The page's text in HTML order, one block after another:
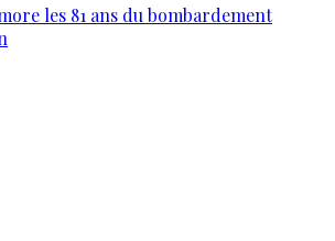
les 81 ans du bombardement